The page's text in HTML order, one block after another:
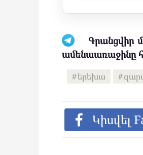
Գրանցվիր
ամենաառաջինը
երեխա
Կիսվել